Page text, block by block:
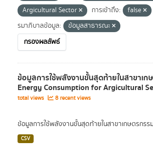
Argicultural Sector
การเข้าถึง: false
รมาภิบาลข้อมูล:
ข้อมูลสาธารณะ
กรองผลลัพธ์
ข้อมูลการใช้พลังงานขั้นสุดท้ายในสาขาเก
Energy Consumption for Argicultural
total views
8 recent views
ข้อมูลการใช้พลังงานขั้นสุดท้ายในสาขาเกษตรกรร
CSV